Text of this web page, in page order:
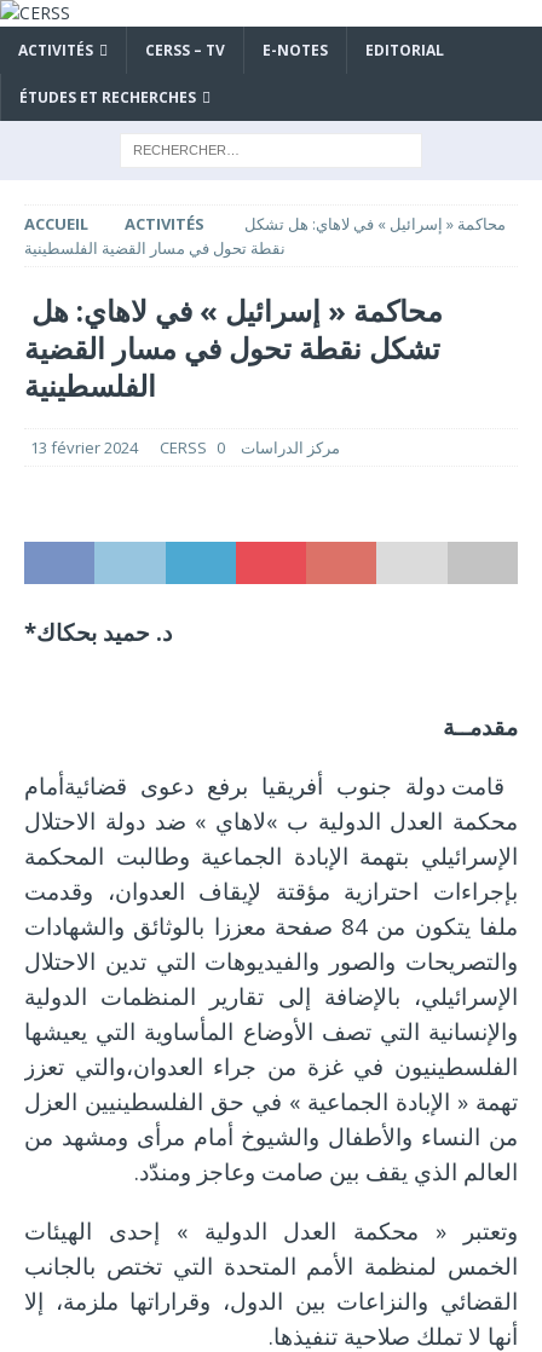
ACTIVITÉS CERSS – TV E-NOTES EDITORIAL
ÉTUDES ET RECHERCHES
ACCUEIL ACTIVITÉS
نقطة تحول في مسار القضية الفلسطينية
تشكل نقطة تحول في مسار القضية
الفلسطينية
13 février 2024 CERSS مركز الدراسات 0
د. حميد بحكاك*
مقدمــة
قامت دولة جنوب أفريقيا برفع دعوى قضائيةأمام
محكمة العدل الدولية ب »لاهاي » ضد دولة الاحتلال
الإسرائيلي بتهمة الإبادة الجماعية وطالبت المحكمة
بإجراءات احترازية مؤقتة لإيقاف العدوان، وقدمت
ملفا يتكون من 84 صفحة معززا بالوثائق والشهادات
والتصريحات والصور والفيديوهات التي تدين الاحتلال
الإسرائيلي، بالإضافة إلى تقارير المنظمات الدولية
والإنسانية التي تصف الأوضاع المأساوية التي يعيشها
الفلسطينيون في غزة من جراء العدوان،والتي تعزز
تهمة « الإبادة الجماعية » في حق الفلسطينيين العزل
من النساء والأطفال والشيوخ أمام مرأى ومشهد من
العالم الذي يقف بين صامت وعاجز ومندّد.
وتعتبر « محكمة العدل الدولية » إحدى الهيئات
الخمس لمنظمة الأمم المتحدة التي تختص بالجانب
القضائي والنزاعات بين الدول، وقراراتها ملزمة، إلا
أنها لا تملك صلاحية تنفيذها.